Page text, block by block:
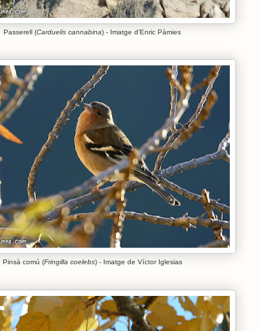
Passerell (Carduelis cannabina) - Imatge d'Enric Pàmies
Pinsà comú (Fringilla coelebs) - Imatge de Víctor Iglesias